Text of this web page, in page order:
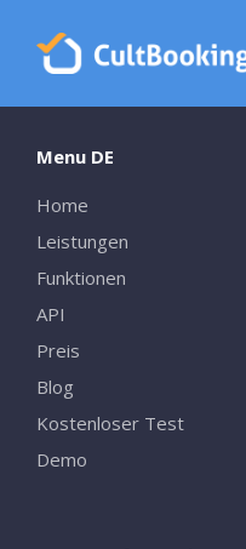
Menu DE
Home
Leistungen
Funktionen
API
Preis
Blog
Kostenloser Test
Demo